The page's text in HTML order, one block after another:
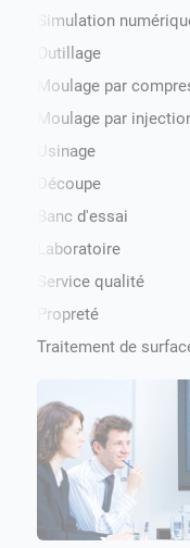
Simulation
Outillage
Moulage par
Moulage par
Usinage
Découpe
Banc d'essai
Laboratoire
Service qualité
Propreté
Traitement de